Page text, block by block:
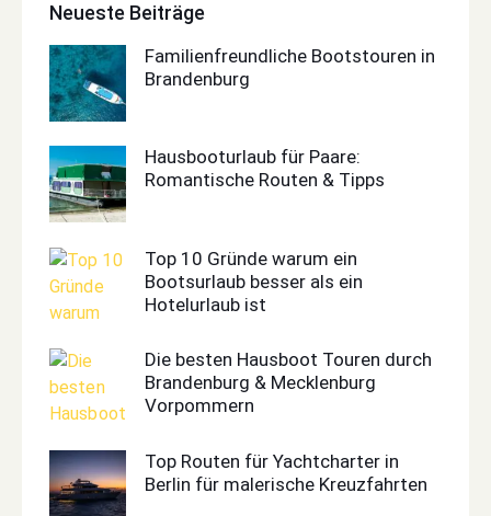
Neueste Beiträge
Familienfreundliche Bootstouren in
Brandenburg
Hausbooturlaub für Paare:
Romantische Routen & Tipps
Top 10 Gründe warum ein
Bootsurlaub besser als ein
Hotelurlaub ist
Die besten Hausboot Touren durch
Brandenburg & Mecklenburg
Vorpommern
Top Routen für Yachtcharter in
Berlin für malerische Kreuzfahrten